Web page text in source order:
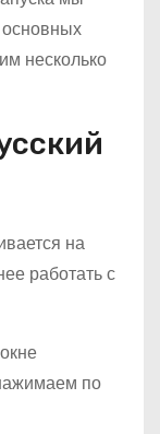
несколько
на
работать с
по